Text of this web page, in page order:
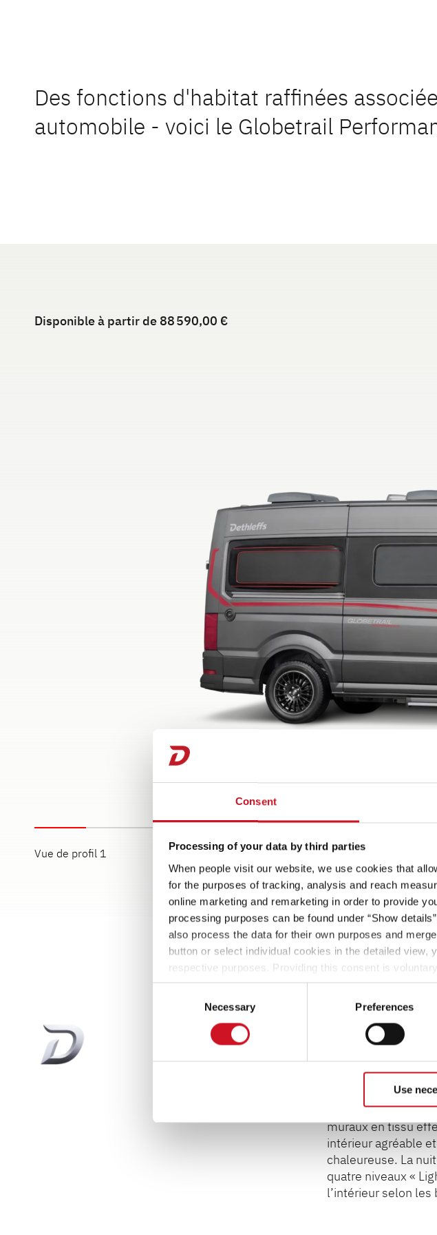
Consent
Processing of your data by third parties
When people visit our website, we use cookies that
for the purposes of tracking, analysis and reach
online marketing and remarketing in order to provide
processing purposes can be found under “Show
also process the data for their own purposes and
button or select individual cookies in the detailed
respective purposes. Providing this consent is
settings at any time as well as deselect or change
the website). You can find further information in our
Necessary Preferences
Use
Des fonctions d'habitat raffinées
automobile - voici le Globetrail
Disponible à partir de 88 590,00 €
Vue de profil 1 Vue de profil 2 Vue de face 1
Le Globetrail 600
par sa qualité
complet et son
convaincant.
Dans tout
muraux en tissu
intérieur agréable
chaleureuse. La
quatre niveaux «
l’intérieur selon les